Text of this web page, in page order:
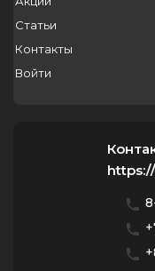
Статьи
Контакты
Войти